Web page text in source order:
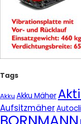
Tags
Akku Akku Mäher
Aufsitzmäher